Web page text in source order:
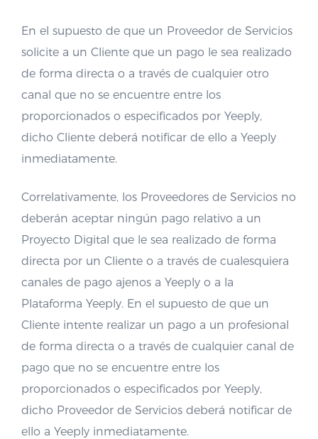
En el supuesto de que un Proveedor de Servicios
solicite a un Cliente que un pago le sea realizado
de forma directa o a través de cualquier otro
canal que no se encuentre entre los
proporcionados o especificados por Yeeply,
dicho Cliente deberá notificar de ello a Yeeply
inmediatamente.
Correlativamente, los Proveedores de Servicios no
deberán aceptar ningún pago relativo a un
Proyecto Digital que le sea realizado de forma
directa por un Cliente o a través de cualesquiera
canales de pago ajenos a Yeeply o a la
Plataforma Yeeply. En el supuesto de que un
Cliente intente realizar un pago a un profesional
de forma directa o a través de cualquier canal de
pago que no se encuentre entre los
proporcionados o especificados por Yeeply,
dicho Proveedor de Servicios deberá notificar de
ello a Yeeply inmediatamente.